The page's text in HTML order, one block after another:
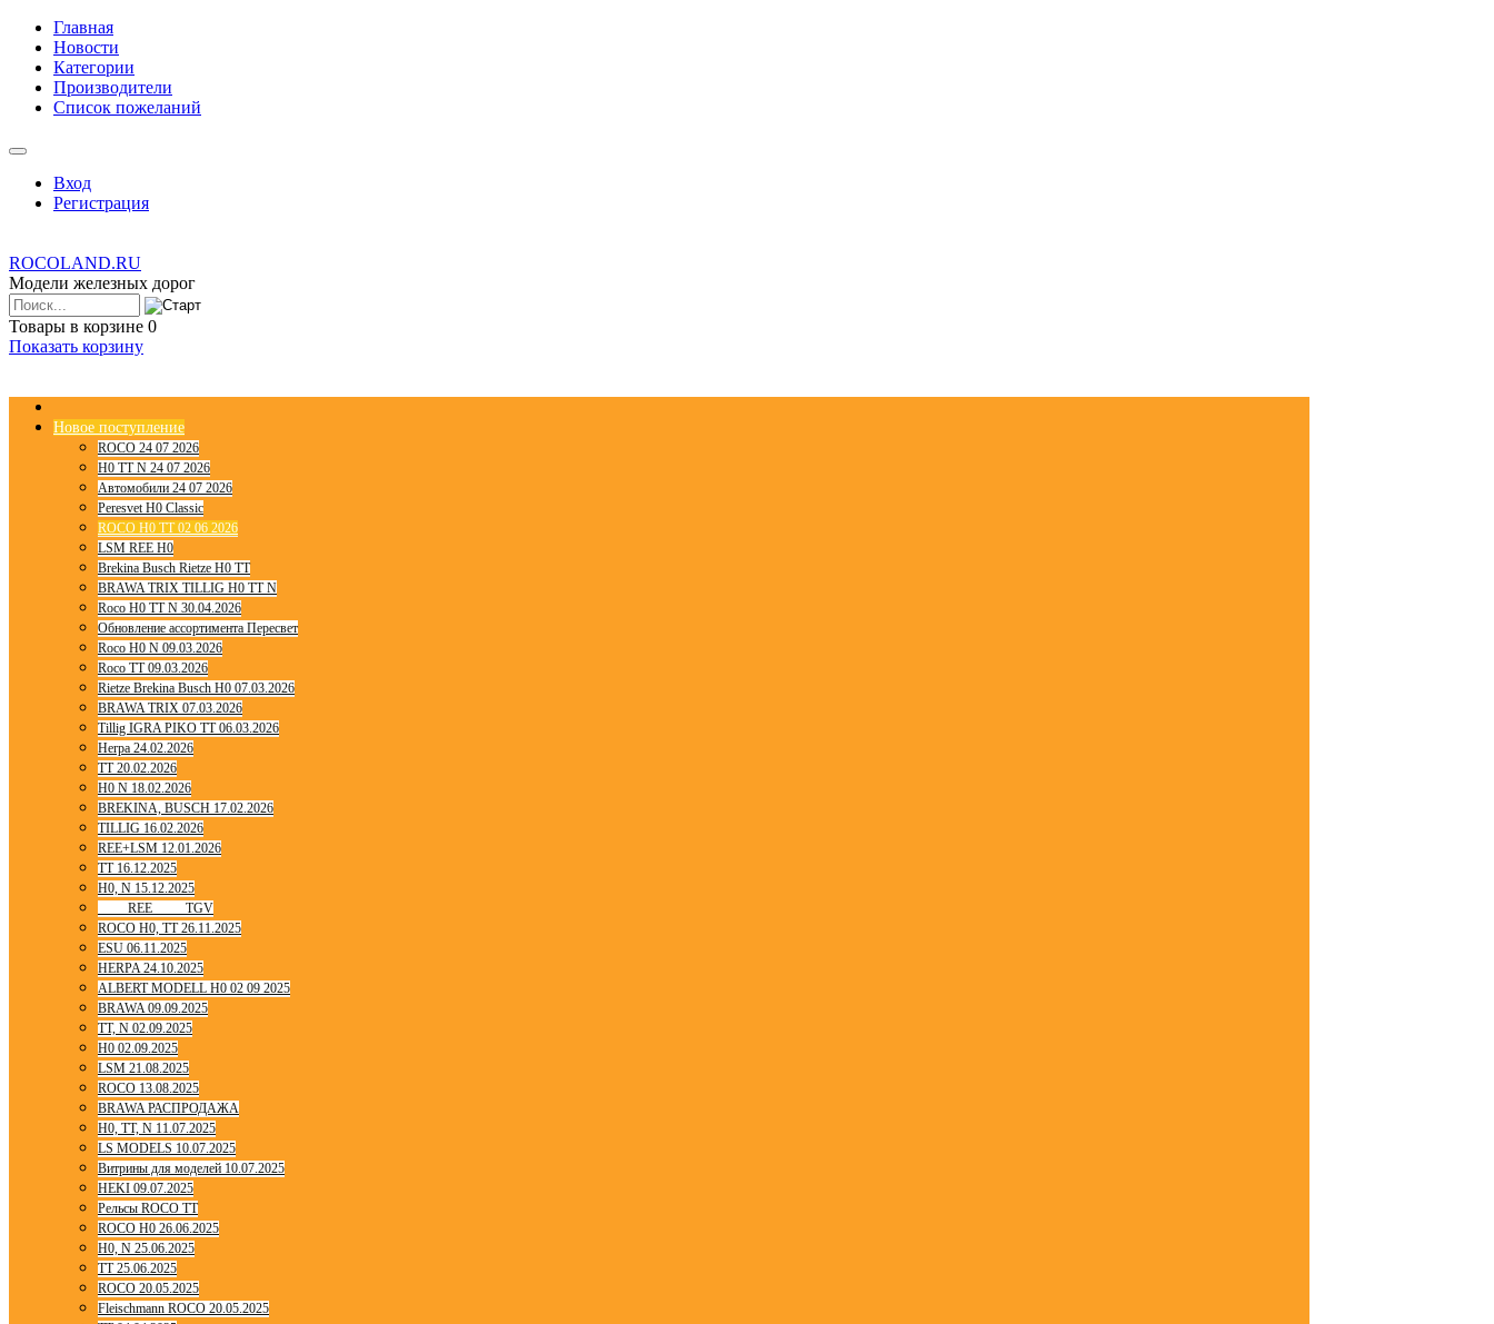
Главная
Новости
Категории
Производители
Список пожеланий
Вход
Регистрация
ROCOLAND.RU
Модели железных дорог
Товары в корзине 0
Показать корзину
Новое поступление
ROCO 24 07 2026
H0 TT N 24 07 2026
Автомобили 24 07 2026
Peresvet H0 Classic
ROCO H0 TT 02 06 2026
LSM REE H0
Brekina Busch Rietze H0 TT
BRAWA TRIX TILLIG H0 TT N
Roco H0 TT N 30.04.2026
Обновление ассортимента Пересвет
Roco H0 N 09.03.2026
Roco TT 09.03.2026
Rietze Brekina Busch H0 07.03.2026
BRAWA TRIX 07.03.2026
Tillig IGRA PIKO TT 06.03.2026
Herpa 24.02.2026
TT 20.02.2026
H0 N 18.02.2026
BREKINA, BUSCH 17.02.2026
TILLIG 16.02.2026
REE+LSM 12.01.2026
TT 16.12.2025
H0, N 15.12.2025
____ REE ____ TGV
ROCO H0, TT 26.11.2025
ESU 06.11.2025
HERPA 24.10.2025
ALBERT MODELL H0 02 09 2025
BRAWA 09.09.2025
TT, N 02.09.2025
H0 02.09.2025
LSM 21.08.2025
ROCO 13.08.2025
BRAWA РАСПРОДАЖА
H0, TT, N 11.07.2025
LS MODELS 10.07.2025
Витрины для моделей 10.07.2025
HEKI 09.07.2025
Рельсы ROCO TT
ROCO H0 26.06.2025
H0, N 25.06.2025
TT 25.06.2025
ROCO 20.05.2025
Fleischmann ROCO 20.05.2025